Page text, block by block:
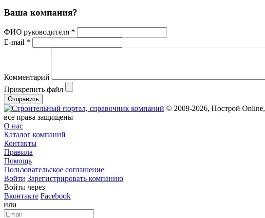
Ваша компания?
ФИО руководителя *
E-mail *
Комментарий
Прикрепить файл
Отправить
© 2009-2026, Построй Online,
все права защищены
О нас
Каталог компаний
Контакты
Правила
Помощь
Пользовательское соглашение
Войти Зарегистрировать компанию
Войти через
Вконтакте Facebook
или